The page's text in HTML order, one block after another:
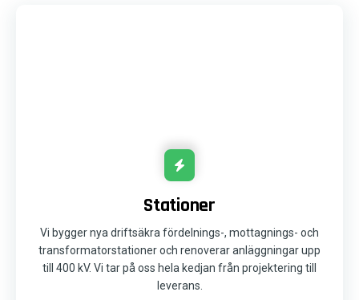
Stationer
Vi bygger nya driftsäkra fördelnings-, mottagnings- och
transformatorstationer och renoverar anläggningar upp
till 400 kV. Vi tar på oss hela kedjan från projektering till
leverans.